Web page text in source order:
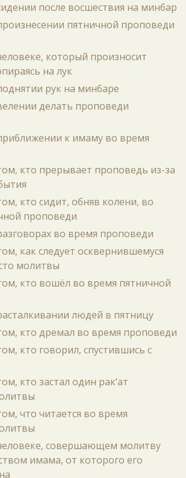
после восшествия на минбар
пятничной проповеди
который произносит
на лук
рук на минбаре
делать проповеди
к имаму во время
кто прерывает проповедь из-за
кто сидит, обняв колени, во
проповеди
во время проповеди
как следует осквернившемуся
молитвы
кто вошёл во время пятничной
людей в пятницу
кто дремал во время проповеди
кто говорил, спустившись с
кто застал один рак‘ат
что читается во время
совершающем молитву
имама, от которого его